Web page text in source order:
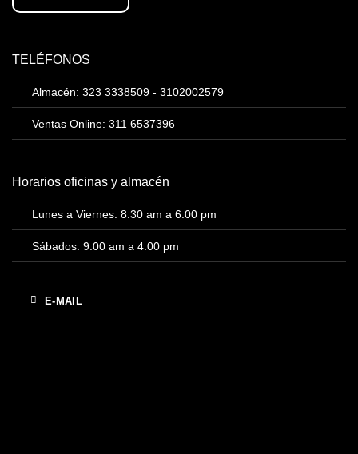
TELÉFONOS
Almacén: 323 3338509 - 3102002579
Ventas Online: 311 6537396
Horarios oficinas y almacén
Lunes a Viernes: 8:30 am a 6:00 pm
Sábados: 9:00 am a 4:00 pm
E-MAIL